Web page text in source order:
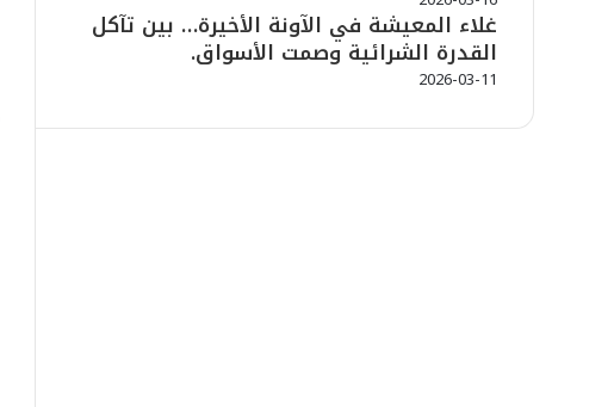
غلاء المعيشة في الآونة الأخيرة… بين تآكل
القدرة الشرائية وصمت الأسواق.
2026-03-11